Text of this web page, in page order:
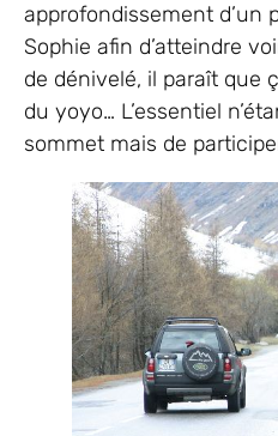
approfondissement d’un
Sophie afin d’atteindre
de dénivelé, il paraît que
du yoyo… L’essentiel
sommet mais de